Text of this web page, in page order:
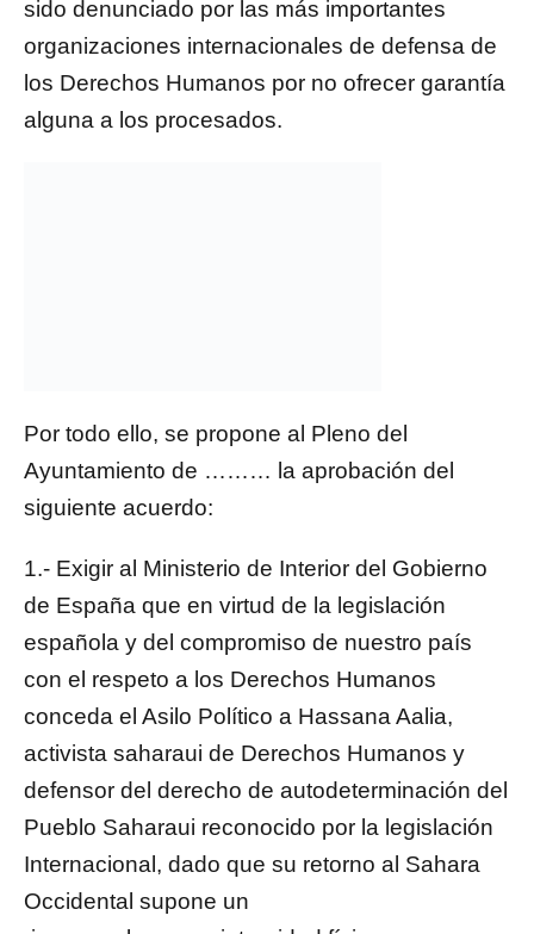
sido denunciado por las más importantes
organizaciones internacionales de defensa de
los Derechos Humanos por no ofrecer garantía
alguna a los procesados.
Por todo ello, se propone al Pleno del
Ayuntamiento de ……… la aprobación del
siguiente acuerdo:
1.- Exigir al Ministerio de Interior del Gobierno
de España que en virtud de la legislación
española y del compromiso de nuestro país
con el respeto a los Derechos Humanos
conceda el Asilo Político a Hassana Aalia,
activista saharaui de Derechos Humanos y
defensor del derecho de autodeterminación del
Pueblo Saharaui reconocido por la legislación
Internacional, dado que su retorno al Sahara
Occidental supone un